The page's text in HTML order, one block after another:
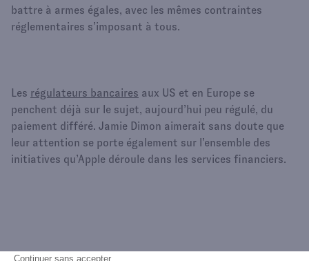
battre à armes égales, avec les mêmes contraintes
réglementaires s’imposant à tous.
Les régulateurs bancaires aux US et en Europe se
penchent déjà sur le sujet, aujourd’hui peu régulé, du
paiement différé. Jamie Dimon aimerait sans doute que
leur attention se porte également sur l’ensemble des
initiatives qu’Apple déroule dans les services financiers.